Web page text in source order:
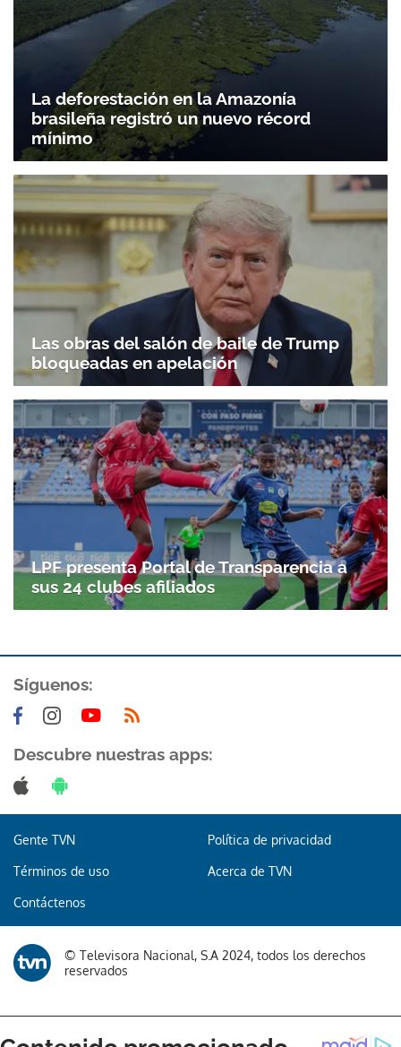
Gracias por suscribirte a nuestro boletín.
ACEPTAR
La deforestación en la Amazonía
brasileña registró un nuevo récord
mínimo
Las obras del salón de baile de Trump
bloqueadas en apelación
LPF presenta Portal de Transparencia a
sus 24 clubes afiliados
Síguenos:
Descubre nuestras apps:
Gente TVN Política de privacidad
Términos de uso Acerca de TVN
Contáctenos
© Televisora Nacional, S.A 2024, todos los derechos
reservados